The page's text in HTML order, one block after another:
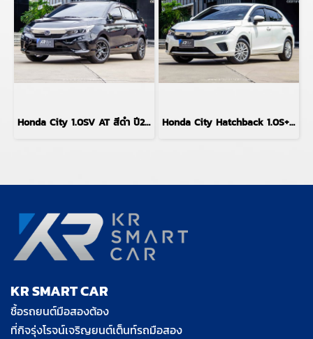
Honda City 1.0SV AT สีดำ ปี2020 Honda City Hatchback 1.0S+ AT สีขาว ปี2023
KR SMART CAR
ชื้อรถยนต์มือสองต้อง
ที่กิจรุ่งโรจน์เจริญยนต์เต็นท์รถมือสอง